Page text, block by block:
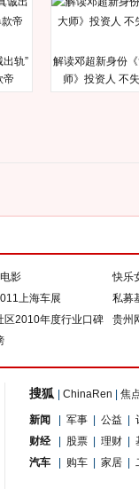
出轨”
帝
解读邓超新身份
师》投资人 不
影
快乐
上海车展
私募
区2010年度行业口碑
贵州
搜狐 ChinaRen 焦
新闻 军事 公益
财经
股票 理财
汽车
购车 家居